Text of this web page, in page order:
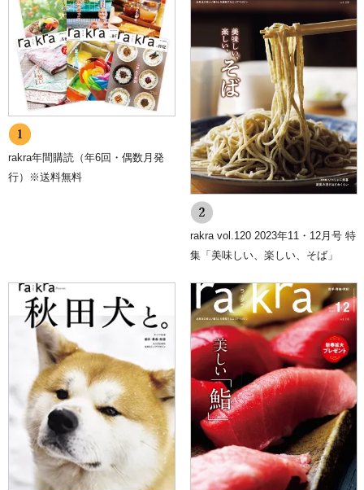
rakra年間購読（年6回・偶数月発
行）※送料無料
rakra vol.120 2023年11・12月号 特
集「美味しい、楽しい、そば」